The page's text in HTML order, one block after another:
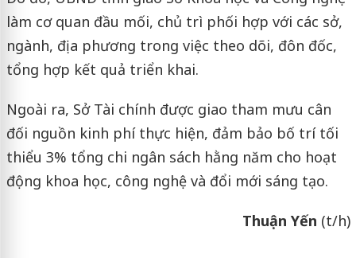
làm cơ quan đầu mối, chủ trì phối hợp với các sở,
ngành, địa phương trong việc theo dõi, đôn đốc,
tổng hợp kết quả triển khai.
Ngoài ra, Sở Tài chính được giao tham mưu cân
đối nguồn kinh phí thực hiện, đảm bảo bố trí tối
thiểu 3% tổng chi ngân sách hằng năm cho hoạt
động khoa học, công nghệ và đổi mới sáng tạo.
Thuận Yến (t/h)